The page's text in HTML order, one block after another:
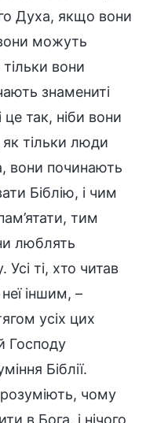
Духа, якщо вони
можуть
вони
знамениті
це так, ніби вони
тільки люди
вони починають
Біблію, і чим
тим
люблять
ті, хто читав
іншим, –
усіх цих
Господу
Біблії.
чому
в Бога, і нічого